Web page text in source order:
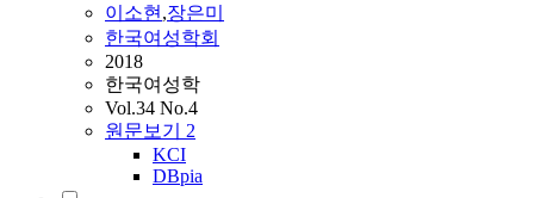
이소현,장은미
한국여성학회
2018
한국여성학
Vol.34 No.4
원문보기 2
KCI
DBpia